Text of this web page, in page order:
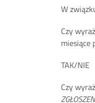
W
Czy
miesiące
TAK/NIE
Czy